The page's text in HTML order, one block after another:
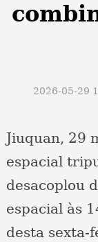
2026-05-29
Jiuquan, 29
espacial
desacoplou
espacial às
desta sexta-